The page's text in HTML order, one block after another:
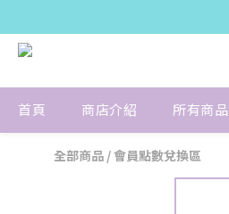
首頁 商店介紹 所有商品
全部商品 /會員點數兌換區